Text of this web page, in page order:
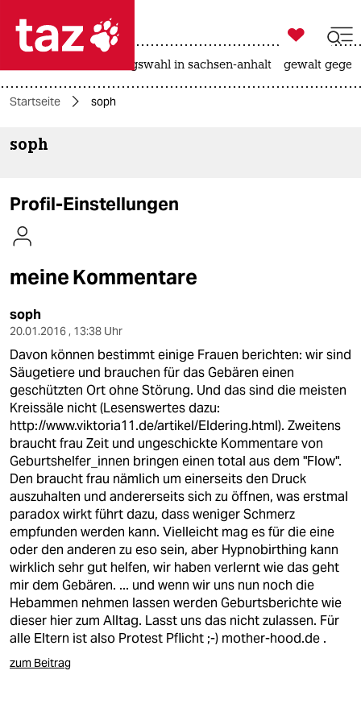

themen
kultur
sport
berlin
nord
wahrheit
verlag
verlag
veranstaltungen
shop
fragen & hilfe
unterstützen
abo

taz zahl ich
landtagswahl in sachsen-anhalt gewalt
Startseite soph
soph
Profil-Einstellungen
meine Kommentare
soph
20.01.2016 , 13:38 Uhr
Davon können bestimmt einige Frauen berichten: wir sind
Säugetiere und brauchen für das Gebären einen
geschützten Ort ohne Störung. Und das sind die meisten
Kreissäle nicht (Lesenswertes dazu:
http://www.viktoria11.de/artikel/Eldering.html). Zweitens
braucht frau Zeit und ungeschickte Kommentare von
Geburtshelfer_innen bringen einen total aus dem "Flow".
Den braucht frau nämlich um einerseits den Druck
auszuhalten und andererseits sich zu öffnen, was erstmal
paradox wirkt führt dazu, dass weniger Schmerz
empfunden werden kann. Vielleicht mag es für die eine
oder den anderen zu eso sein, aber Hypnobirthing kann
wirklich sehr gut helfen, wir haben verlernt wie das geht
mir dem Gebären. ... und wenn wir uns nun noch die
Hebammen nehmen lassen werden Geburtsberichte wie
dieser hier zum Alltag. Lasst uns das nicht zulassen. Für
alle Eltern ist also Protest Pflicht ;-) mother-hood.de .
zum Beitrag